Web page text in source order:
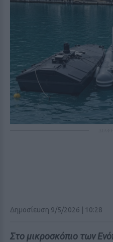
Δημοσίευση 9/5/2026 | 10:28
Στο μικροσκόπιο των